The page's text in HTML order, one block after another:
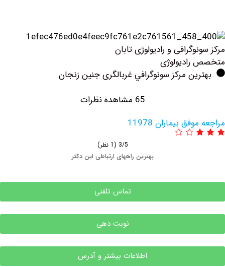
و رادیولوژی تابان
مرکز سونوگرافي غربالگری جنین زنجان
بیماران 11978
بهترین راههای ارتباطی این دکتر
تماس تلفنی
نوبت دهی
اطلاعات بیشتر و آدرس